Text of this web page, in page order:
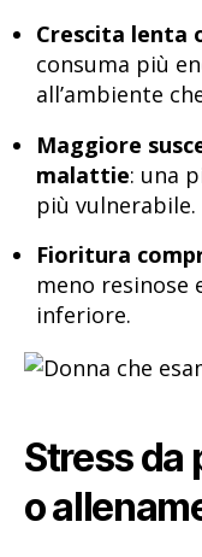
Crescita lenta
consuma più
all’ambiente
Maggiore
malattie: una
più vulnerabile.
Fioritura
meno resinose
inferiore.
Stress da
o